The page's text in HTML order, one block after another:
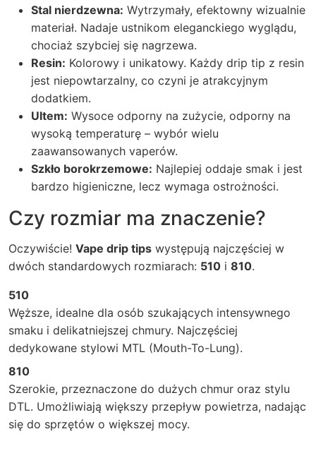
Stal nierdzewna: Wytrzymały, efektowny wizualnie
materiał. Nadaje ustnikom eleganckiego wyglądu,
chociaż szybciej się nagrzewa.
Resin: Kolorowy i unikatowy. Każdy drip tip z resin
jest niepowtarzalny, co czyni je atrakcyjnym
dodatkiem.
Ultem: Wysoce odporny na zużycie, odporny na
wysoką temperaturę – wybór wielu
zaawansowanych vaperów.
Szkło borokrzemowe: Najlepiej oddaje smak i jest
bardzo higieniczne, lecz wymaga ostrożności.
Czy rozmiar ma znaczenie?
Oczywiście! Vape drip tips występują najczęściej w
dwóch standardowych rozmiarach: 510 i 810.
510
Węższe, idealne dla osób szukających intensywnego
smaku i delikatniejszej chmury. Najczęściej
dedykowane stylowi MTL (Mouth-To-Lung).
810
Szerokie, przeznaczone do dużych chmur oraz stylu
DTL. Umożliwiają większy przepływ powietrza, nadając
się do sprzętów o większej mocy.